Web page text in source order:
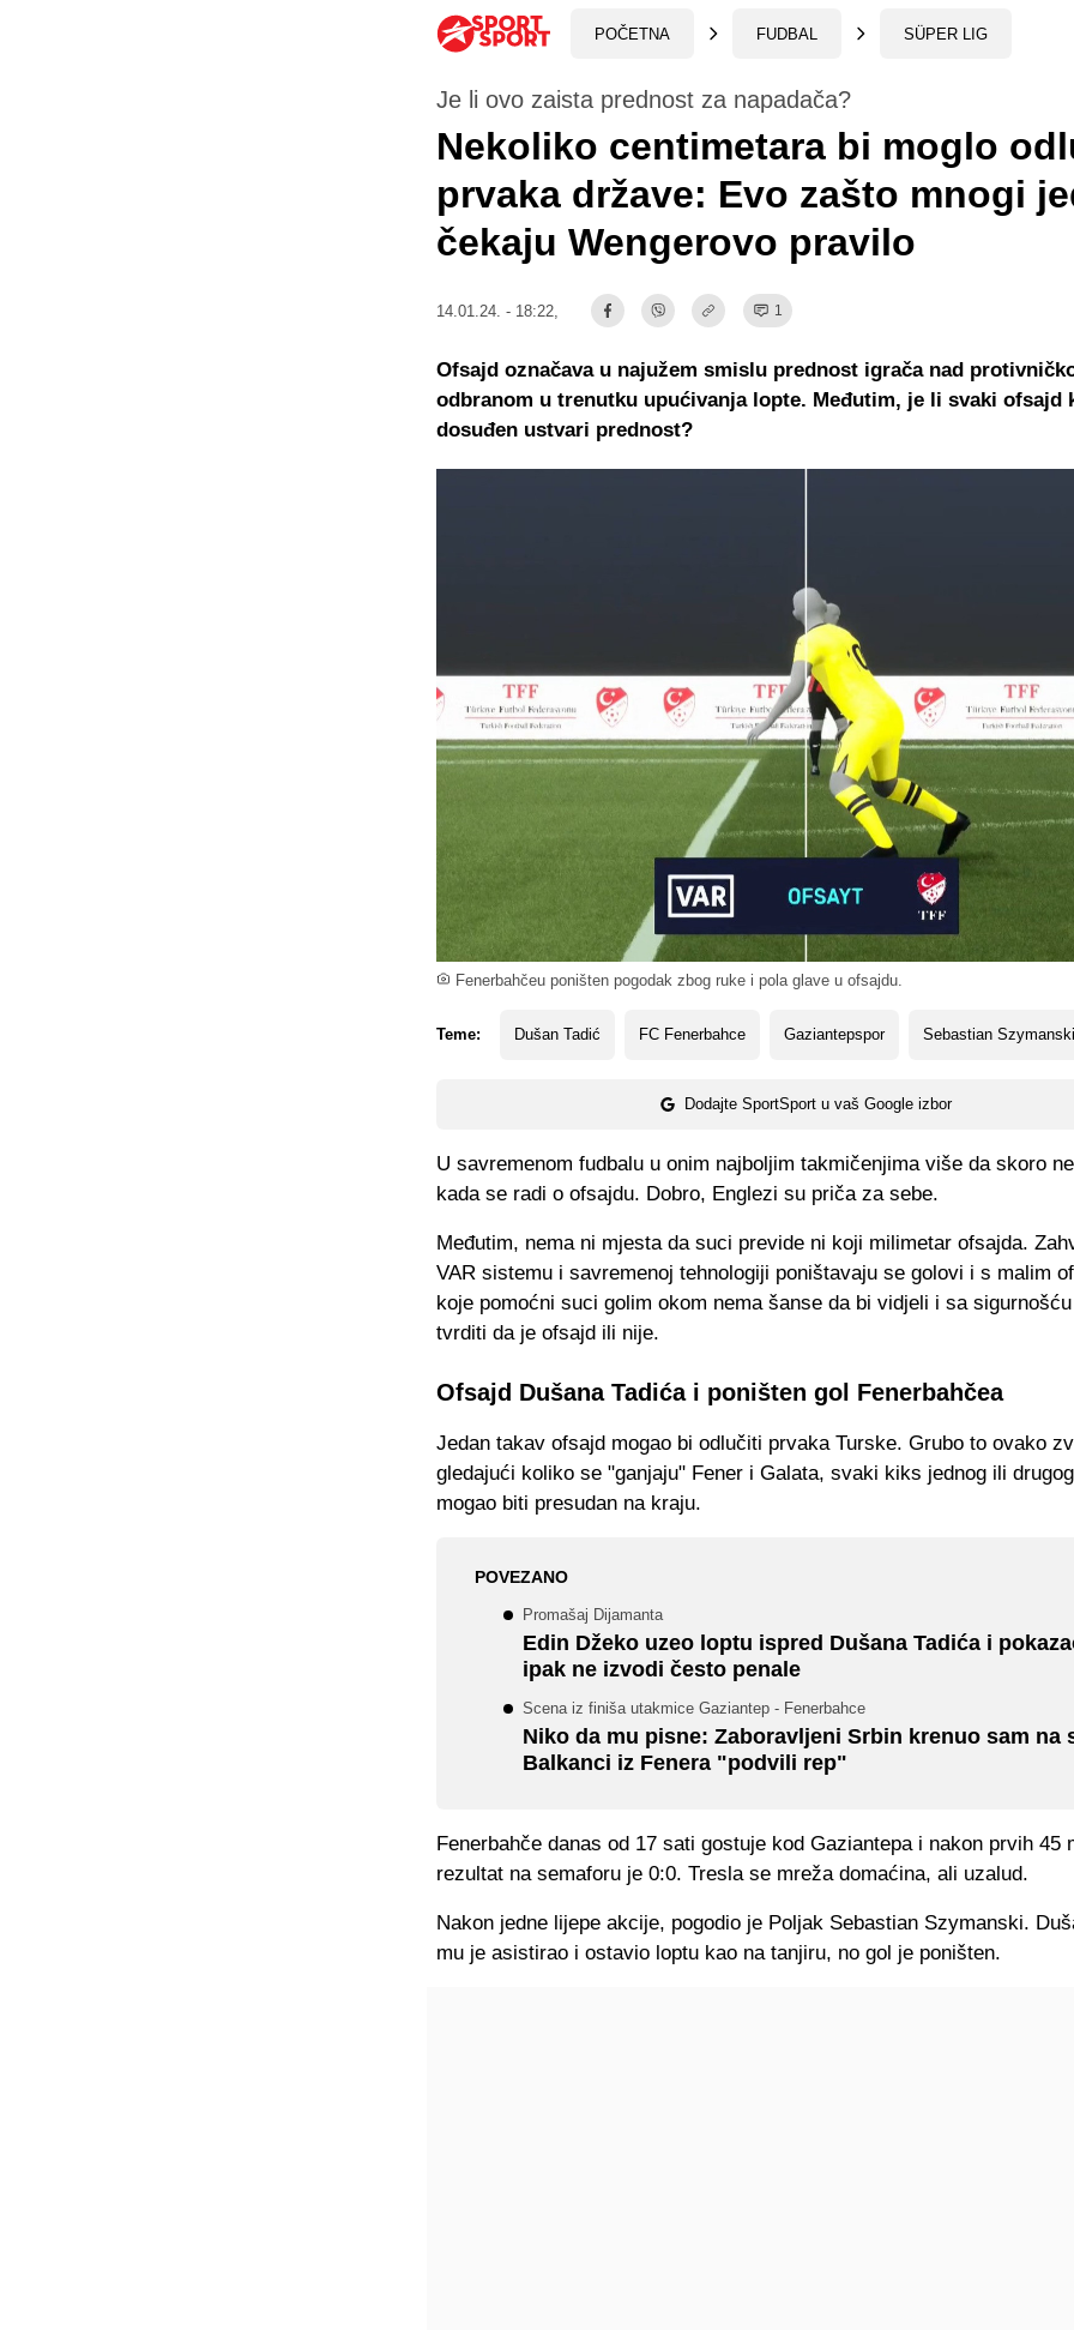
POČETNA FUDBAL SÜPER LIG
Fenerbahčeu poništen pogodak zbog ruke i pola glave u ofsajdu.
Je li ovo zaista prednost za napadača?
Nekoliko centimetara bi moglo
prvaka države: Evo zašto mnogi
čekaju Wengerovo pravilo
14.01.24. - 18:22, 1
Teme: Dušan Tadić FC Fenerbahce Gaziantepspor Sebastian Szymanski
Dodajte SportSport u vaš Google izbor
Ofsajd označava u najužem smislu prednost igrača nad
odbranom u trenutku upućivanja lopte. Međutim, je li svaki ofsajd
dosuđen ustvari prednost?
U savremenom fudbalu u onim najboljim takmičenjima više da skoro
kada se radi o ofsajdu. Dobro, Englezi su priča za sebe.
Međutim, nema ni mjesta da suci previde ni koji milimetar ofsajda.
VAR sistemu i savremenoj tehnologiji poništavaju se golovi i s malim
koje pomoćni suci golim okom nema šanse da bi vidjeli i sa
tvrditi da je ofsajd ili nije.
Ofsajd Dušana Tadića i poništen gol Fenerbahčea
Jedan takav ofsajd mogao bi odlučiti prvaka Turske. Grubo to ovako
gledajući koliko se "ganjaju" Fener i Galata, svaki kiks jednog ili
mogao biti presudan na kraju.
POVEZANO
Promašaj Dijamanta
Edin Džeko uzeo loptu ispred Dušana Tadića i
ipak ne izvodi često penale
Scena iz finiša utakmice Gaziantep - Fenerbahce
Niko da mu pisne: Zaboravljeni Srbin krenuo sam na
Balkanci iz Fenera "podvili rep"
Fenerbahče danas od 17 sati gostuje kod Gaziantepa i nakon prvih 45
rezultat na semaforu je 0:0. Tresla se mreža domaćina, ali uzalud.
Nakon jedne lijepe akcije, pogodio je Poljak Sebastian Szymanski.
mu je asistirao i ostavio loptu kao na tanjiru, no gol je poništen.